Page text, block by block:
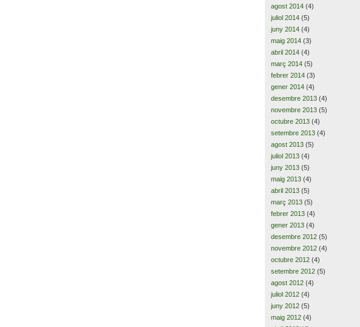
agost 2014 (4)
juliol 2014 (5)
juny 2014 (4)
maig 2014 (3)
abril 2014 (4)
març 2014 (5)
febrer 2014 (3)
gener 2014 (4)
desembre 2013 (4)
novembre 2013 (5)
octubre 2013 (4)
setembre 2013 (4)
agost 2013 (5)
juliol 2013 (4)
juny 2013 (5)
maig 2013 (4)
abril 2013 (5)
març 2013 (5)
febrer 2013 (4)
gener 2013 (4)
desembre 2012 (5)
novembre 2012 (4)
octubre 2012 (4)
setembre 2012 (5)
agost 2012 (4)
juliol 2012 (4)
juny 2012 (5)
maig 2012 (4)